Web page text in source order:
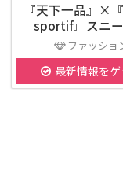
『天下一品』×
sportif』スニ
ファッショ
最新情報をゲ